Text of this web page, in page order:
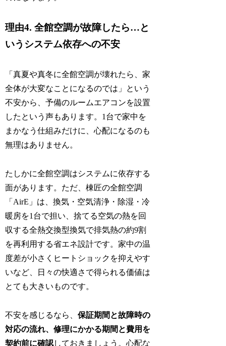
理由4. 全館空調が故障したら…と
いうシステム依存への不安
「真夏や真冬に全館空調が壊れたら、家
全体が大変なことになるのでは」という
不安から、予備のルームエアコンを設置
したという声もあります。1台で家中を
まかなう仕組みだけに、心配になるのも
無理はありません。
たしかに全館空調はシステムに依存する
面があります。ただ、棟匠の全館空調
「AirE」は、換気・空気清浄・除湿・冷
暖房を1台で担い、捨てる空気の熱を回
収する全熱交換型換気で排気熱の約9割
を再利用する省エネ設計です。家中の温
度差が小さくヒートショックを抑えやす
いなど、日々の快適さで得られる価値は
とても大きいものです。
不安を感じるなら、保証期間と故障時の
対応の流れ、修理にかかる期間と費用を
契約前に確認しておきましょう。心配な